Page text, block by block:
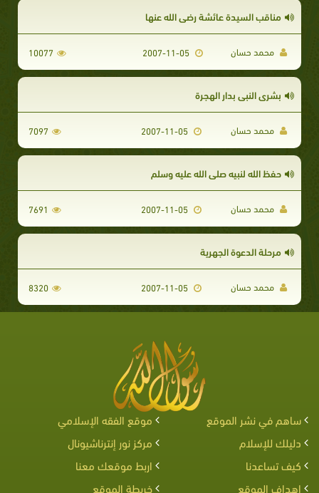
مناقب السيدة عائشة رضي الله عنها
محمد حسان 10077
بشرى النبى بدار الهجرة
محمد حسان 7097
حفظ الله لنبيه صلى الله عليه وسلم
محمد حسان 7691
مرحلة الدعوة الجهرية
محمد حسان 8320
ساهم في نشر الموقع
موقع الفقه الإسلامي
دليلك للإسلام
مركز نور إنترناشيونال
كيف تساعدنا
اربط موقعك معنا
اهداف الموقع
خريطة الموقع